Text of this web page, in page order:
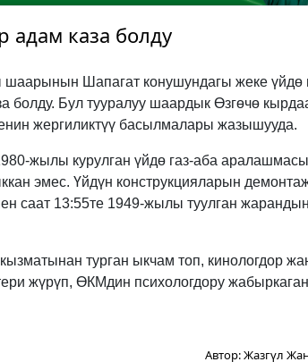
адам каза болду
Шапагат конушундагы жеке үйдө
болду. Бул тууралуу шаардык Өзгөчө
жергиликтүү басылмалары жазышууда.
жылы курулган үйдө газ-аба аралашмасы
эмес. Үйдүн конструкцияларын
саат 13:55те 1949-жылы туулган
турган ыкчам топ, кинологдор
жүрүп, ӨКМдин психологдору
Автор:Жазгүл